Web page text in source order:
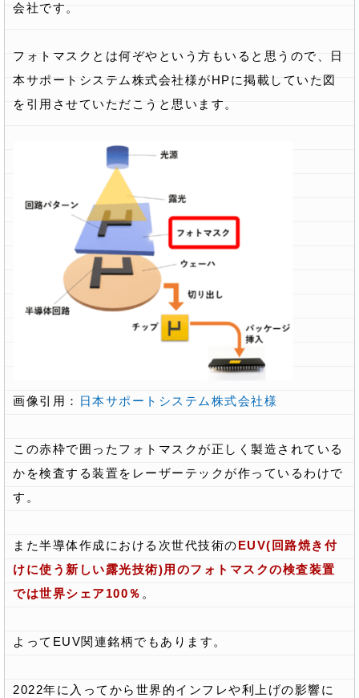
会社です。
フォトマスクとは何ぞやという方もいると思うので、日
本サポートシステム株式会社様がHPに掲載していた図
を引用させていただこうと思います。
画像引用： 日本サポートシステム株式会社様
この赤枠で囲ったフォトマスクが正しく製造されている
かを検査する装置をレーザーテックが作っているわけで
す。
また半導体作成における次世代技術のEUV(回路焼き付
けに使う新しい露光技術)用のフォトマスクの検査装置
では世界シェア100％ 。
よってEUV関連銘柄でもあります。
2022年に入ってから世界的インフレや利上げの影響に